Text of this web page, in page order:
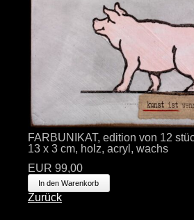
FARBUNIKAT, edition von 12
13 x 3 cm, holz, acryl, wachs
EUR 99,00
Zurück